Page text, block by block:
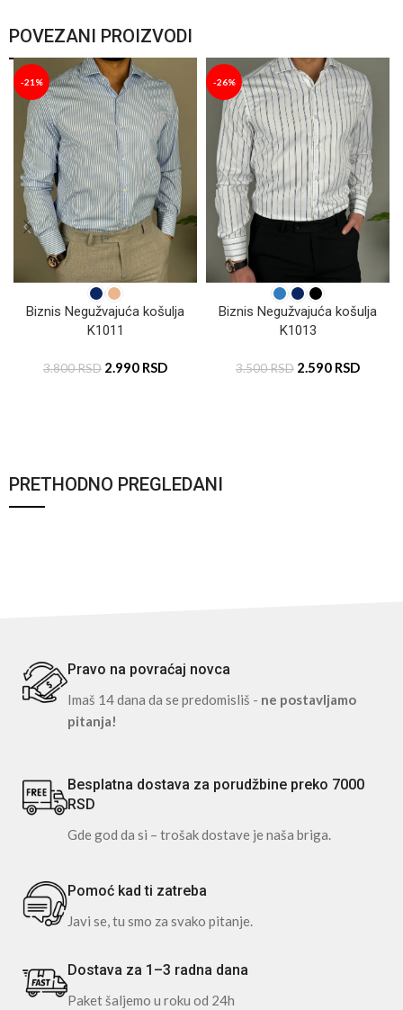
POVEZANI PROIZVODI
-21%
Biznis Negužvajuća košulja
K1011
3.800RSD 2.990 RSD
-26%
Biznis Negužvajuća košulja
K1013
3.500RSD 2.590 RSD
PRETHODNO PREGLEDANI
Pravo na povraćaj novca
Imaš 14 dana da se predomisliš - ne postavljamo
pitanja!
Besplatna dostava za porudžbine preko 7000
RSD
Gde god da si – trošak dostave je naša briga.
Pomoć kad ti zatreba
Javi se, tu smo za svako pitanje.
Dostava za 1–3 radna dana
Paket šaljemo u roku od 24h